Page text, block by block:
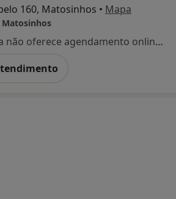
160, Matosinhos • Mapa
Matosinhos
Esse especialista não oferece agendamento online para esse endereço.